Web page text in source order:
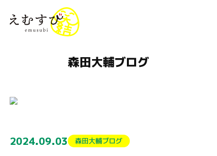
森田大輔ブログ
2024.09.03 森田大輔ブログ